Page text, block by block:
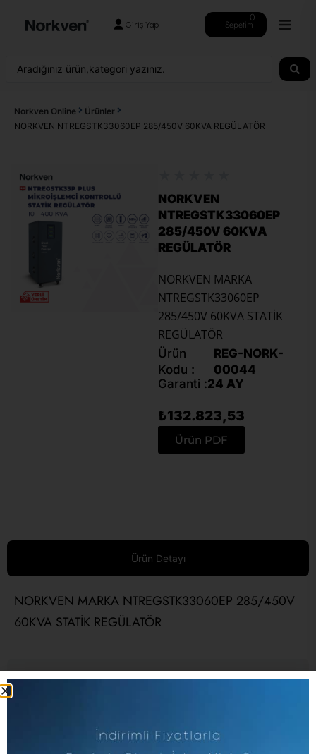
Giriş Yap Sepetim
0
Norkven Online
Ürünler
NORKVEN NTREGSTK33060EP 285/450V 60KVA REGÜLATÖR
NORKVEN
NTREGSTK33060EP
285/450V 60KVA
REGÜLATÖR
NORKVEN MARKA
NTREGSTK33060EP
285/450V 60KVA STATİK
REGÜLATÖR
Ürün
Kodu :
REG-NORK-
00044
Garanti :24 AY
₺132.823,53
Ürün PDF
Ürün Detayı
Teknik Servis
NORKVEN MARKA NTREGSTK33060EP 285/450V
60KVA STATİK REGÜLATÖR